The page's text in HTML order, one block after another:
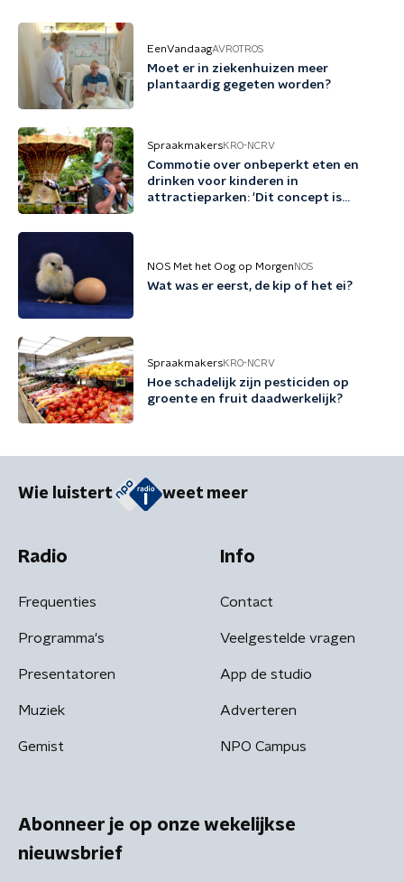
EenVandaagAVROTROS
Moet er in ziekenhuizen meer
plantaardig gegeten worden?
SpraakmakersKRO-NCRV
Commotie over onbeperkt eten en
drinken voor kinderen in
attractieparken: 'Dit concept is
NOS Met het Oog op Morgen NOS
Wat was er eerst, de kip of het ei?
SpraakmakersKRO-NCRV
Hoe schadelijk zijn pesticiden op
groente en fruit daadwerkelijk?
Wie luistert weet meer
Radio
Frequenties
Programma's
Presentatoren
Muziek
Gemist
Info
Contact
Veelgestelde vragen
App de studio
Adverteren
NPO Campus
Abonneer je op onze wekelijkse
nieuwsbrief